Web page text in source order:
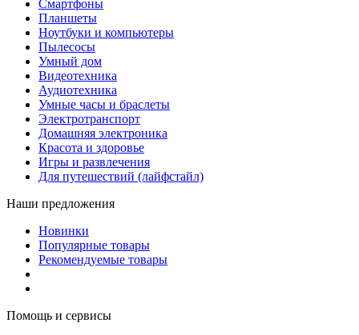
Смартфоны
Планшеты
Ноутбуки и компьютеры
Пылесосы
Умный дом
Видеотехника
Аудиотехника
Умные часы и браслеты
Электротранспорт
Домашняя электроника
Красота и здоровье
Игры и развлечения
Для путешествий (лайфстайл)
Наши предложения
Новинки
Популярные товары
Рекомендуемые товары
Помощь и сервисы